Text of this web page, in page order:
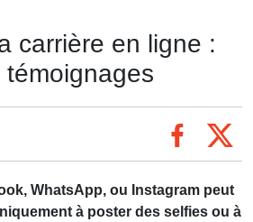
carrière en ligne :
WhatsApp, ou Instagram peut
à poster des selfies ou à